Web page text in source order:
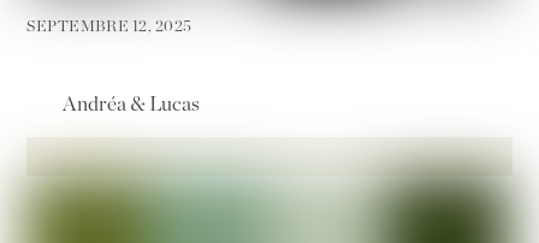
SEPTEMBRE 12, 2025
Andréa & Lucas